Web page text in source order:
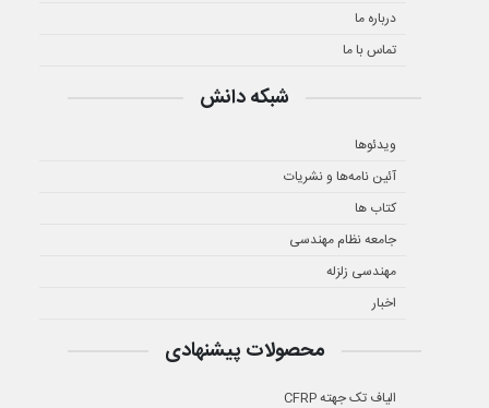
درباره ما
تماس با ما
شبکه دانش
ویدئوها
آئین نامه‌ها و نشریات
کتاب ها
جامعه نظام مهندسی
مهندسی زلزله
اخبار
محصولات پیشنهادی
الیاف تک جهته CFRP